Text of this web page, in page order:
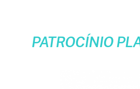
PATROCÍNIO